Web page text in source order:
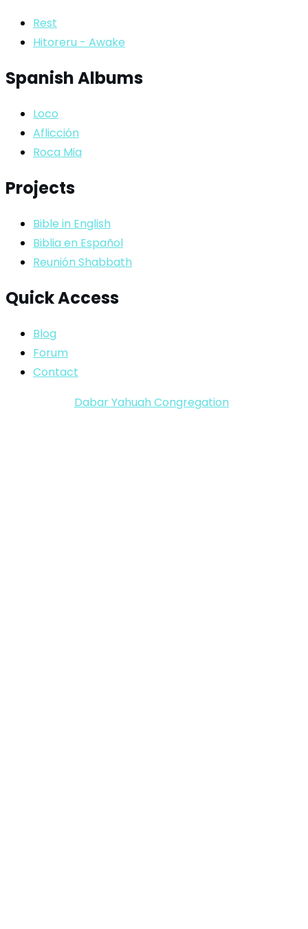
Rest
Hitoreru - Awake
Spanish Albums
Loco
Aflicción
Roca Mia
Projects
Bible in English
Biblia en Español
Reunión Shabbath
Quick Access
Blog
Forum
Contact
Dabar Yahuah Congregation